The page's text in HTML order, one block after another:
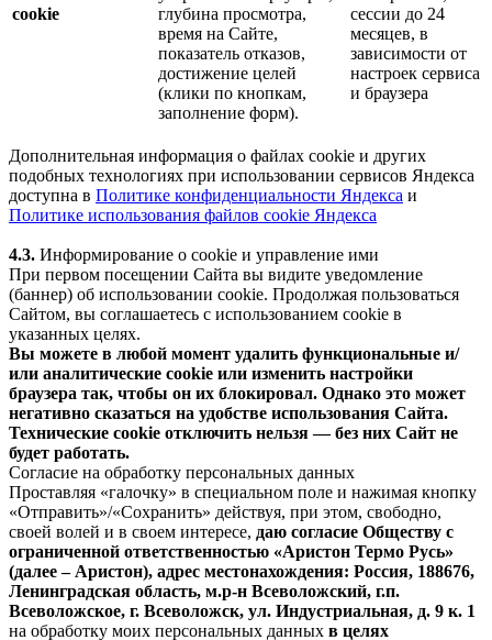
cookie
глубина просмотра,
время на Сайте,
показатель отказов,
достижение целей
(клики по кнопкам,
заполнение форм).
сессии до 24
месяцев, в
зависимости от
настроек сервиса
и браузера
Дополнительная информация о файлах cookie и других
подобных технологиях при использовании сервисов Яндекса
доступна в Политике конфиденциальности Яндекса и
Политике использования файлов cookie Яндекса
4.3. Информирование о cookie и управление ими
При первом посещении Сайта вы видите уведомление
(баннер) об использовании cookie. Продолжая пользоваться
Сайтом, вы соглашаетесь с использованием cookie в
указанных целях.
Вы можете в любой момент удалить функциональные и/
или аналитические cookie или изменить настройки
браузера так, чтобы он их блокировал. Однако это может
негативно сказаться на удобстве использования Сайта.
Технические cookie отключить нельзя — без них Сайт не
будет работать.
Согласие на обработку персональных данных
Проставляя «галочку» в специальном поле и нажимая кнопку
«Отправить»/«Сохранить» действуя, при этом, свободно,
своей волей и в своем интересе, даю согласие Обществу с
ограниченной ответственностью «Аристон Термо Русь»
(далее – Аристон), адрес местонахождения: Россия, 188676,
Ленинградская область, м.р-н Всеволожский, г.п.
Всеволожское, г. Всеволожск, ул. Индустриальная, д. 9 к. 1
на обработку моих персональных данных в целях